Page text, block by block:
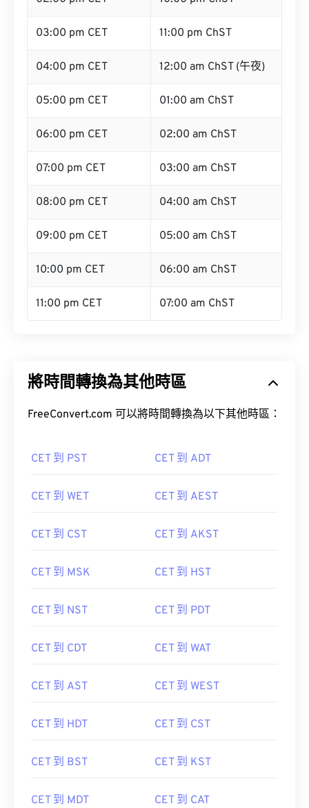
03:00 pm CET 11:00 pm ChST
04:00 pm CET 12:00 am ChST (午夜)
05:00 pm CET 01:00 am ChST
06:00 pm CET 02:00 am ChST
07:00 pm CET 03:00 am ChST
08:00 pm CET 04:00 am ChST
09:00 pm CET 05:00 am ChST
10:00 pm CET 06:00 am ChST
11:00 pm CET 07:00 am ChST
將時間轉換為其他時區
FreeConvert.com 可以將時間轉換為以下其他時區：
CET 到 PST CET 到 ADT
CET 到 WET CET 到 AEST
CET 到 CST CET 到 AKST
CET 到 MSK CET 到 HST
CET 到 NST CET 到 PDT
CET 到 CDT CET 到 WAT
CET 到 AST CET 到 WEST
CET 到 HDT CET 到 CST
CET 到 BST CET 到 KST
CET 到 MDT CET 到 CAT